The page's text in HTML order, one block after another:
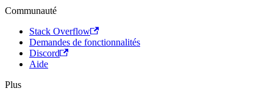
Communauté
Stack Overflow
Demandes de fonctionnalités
Discord
Aide
Plus